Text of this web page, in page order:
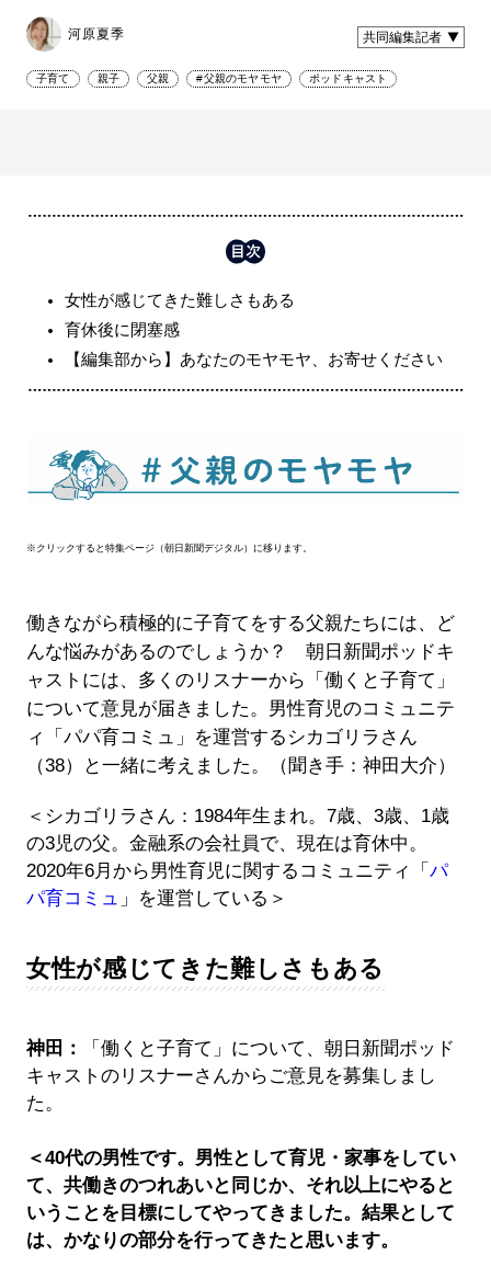
河原夏季 共同編集記者
子育て 親子 父親 #父親のモヤモヤ ポッドキャスト
女性が感じてきた難しさもある
育休後に閉塞感
【編集部から】あなたのモヤモヤ、お寄せください
※クリックすると特集ページ（朝日新聞デジタル）に移ります。
働きながら積極的に子育てをする父親たちには、ど
んな悩みがあるのでしょうか？ 朝日新聞ポッドキ
ャストには、多くのリスナーから「働くと子育て」
について意見が届きました。男性育児のコミュニテ
ィ「パパ育コミュ」を運営するシカゴリラさん
（38）と一緒に考えました。（聞き手：神田大介）
＜シカゴリラさん：1984年生まれ。7歳、3歳、1歳
の3児の父。金融系の会社員で、現在は育休中。
2020年6月から男性育児に関するコミュニティ「 パ
パ育コミュ 」を運営している＞
女性が感じてきた難しさもある
神田：
「働くと子育て」について、朝日新聞ポッド
キャストのリスナーさんからご意見を募集しまし
た。
＜40代の男性です。男性として育児・家事をしてい
て、共働きのつれあいと同じか、それ以上にやると
いうことを目標にしてやってきました。結果として
は、かなりの部分を行ってきたと思います。